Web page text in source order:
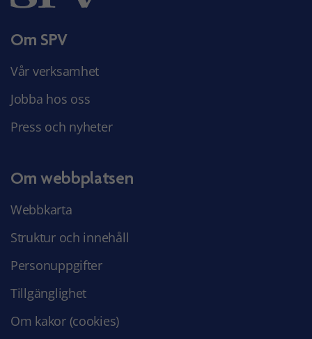
Om SPV
Vår verksamhet
Jobba hos oss
Press och nyheter
Om webbplatsen
Webbkarta
Struktur och innehåll
Personuppgifter
Tillgänglighet
Om kakor (cookies)